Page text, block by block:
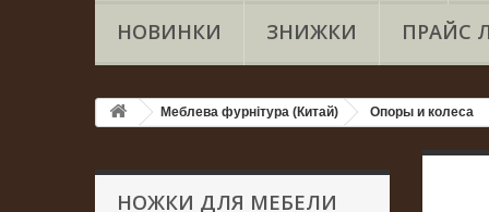
НОВИНКИ ЗНИЖКИ ПРАЙС
Меблева фурнітура (Китай) Опоры и колеса
НОЖКИ ДЛЯ МЕБЕЛИ